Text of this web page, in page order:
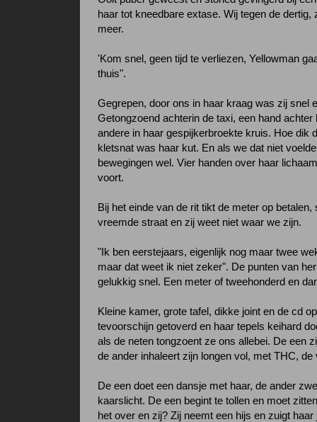
haar tot kneedbare extase. Wij tegen de dertig,
meer.
'Kom snel, geen tijd te verliezen, Yellowman
thuis".
Gegrepen, door ons in haar kraag was zij snel
Getongzoend achterin de taxi, een hand achter
andere in haar gespijkerbroekte kruis. Hoe dik
kletsnat was haar kut. En als we dat niet
bewegingen wel. Vier handen over haar
voort.
Bij het einde van de rit tikt de meter op betalen,
vreemde straat en zij weet niet waar we zijn.
"Ik ben eerstejaars, eigenlijk nog maar twee
maar dat weet ik niet zeker". De punten van
gelukkig snel. Een meter of tweehonderd en
Kleine kamer, grote tafel, dikke joint en de cd
tevoorschijn getoverd en haar tepels keihard
als de neten tongzoent ze ons allebei. De een
de ander inhaleert zijn longen vol, met THC, de
De een doet een dansje met haar, de ander
kaarslicht. De een begint te tollen en moet
het over en zij? Zij neemt een hijs en zuigt